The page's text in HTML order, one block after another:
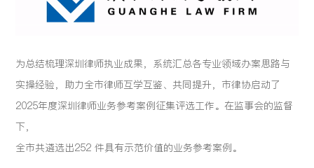
为总结梳理深圳律师执业成果，系统汇总各专业领域办案思路与
实操经验，助力全市律师互学互鉴、共同提升，市律协启动了
2025年度深圳律师业务参考案例征集评选工作。在监事会的监督
下，
全市共遴选出252 件具有示范价值的业务参考案例。